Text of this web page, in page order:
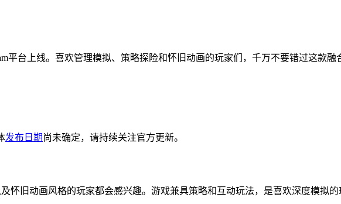
平台上线。喜欢管理模拟、策略探险和怀旧动画的玩家们，千万不要错过这款融
发布日期 尚未确定，请持续关注官方更新。
怀旧动画风格的玩家都会感兴趣。游戏兼具策略和互动玩法，是喜欢深度模拟的